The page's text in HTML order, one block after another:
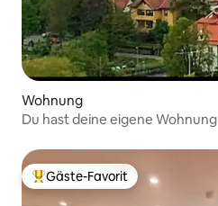
Wohnung
Du hast deine eigene Wohnung
Beliebter Gäste-Favorit.
Gäste-Favorit